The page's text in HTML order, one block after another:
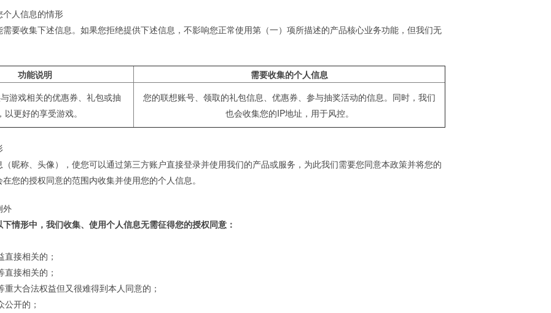
人信息的情形
要收集下述信息。如果您拒绝提供下述信息，不影响您正常使用第（一）项所描述的产品核心业务功能，但我们无
功能说明 需要收集的个人信息
游戏相关的优惠券、礼包或抽
以更好的享受游戏。
您的联想账号、领取的礼包信息、优惠券、参与抽奖活动的信息。同时，我们
也会收集您的IP地址，用于风控。
昵称、头像），使您可以通过第三方账户直接登录并使用我们的产品或服务，为此我们需要您同意本政策并将您的
您的授权同意的范围内收集并使用您的个人信息。
外
下情形中，我们收集、使用个人信息无需征得您的授权同意：
接相关的；
接相关的；
大合法权益但又很难得到本人同意的；
开的；